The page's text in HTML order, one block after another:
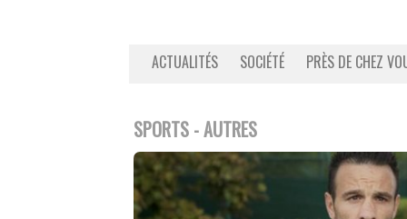
ACTUALITÉS SOCIÉTÉ PRÈS DE CHEZ
SPORTS - AUTRES